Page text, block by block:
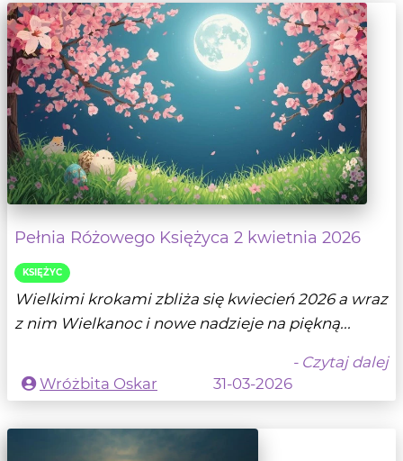
Pełnia Różowego Księżyca 2 kwietnia 2026
KSIĘŻYC
Wielkimi krokami zbliża się kwiecień 2026 a wraz
z nim Wielkanoc i nowe nadzieje na piękną...
- Czytaj dalej
Wróżbita Oskar
31-03-2026